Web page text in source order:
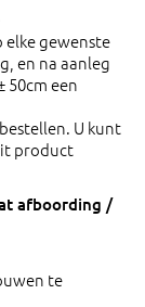
elke gewenste
en na aanleg
50cm een
U kunt
product
afboording /
te